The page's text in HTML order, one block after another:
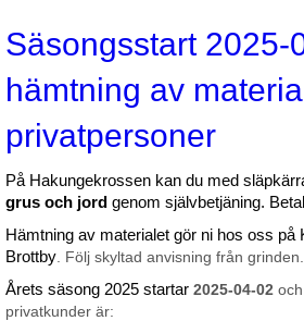
Säsongsstart 2025-
hämtning av
privatpersoner
På Hakungekrossen kan du med
grus och jord genom självbetjäning.
Hämtning av materialet gör ni hos oss på
Brottby . Följ skyltad anvisning från grinden.
Årets säsong 2025 startar 2025-04-02
privatkunder är: